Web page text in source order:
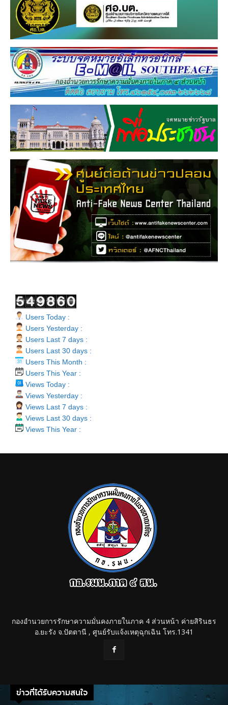
Users Today :
Users Yesterday :
Users Last 7 days :
Users Last 30 days :
Users This Month :
Users This Year :
Views Today :
Views Yesterday :
Views Last 7 days :
Views Last 30 days :
Views This Year :
กองอำนวยการรักษาความมั่นคงภายในภาค 4 ส่วนหน้า ค่ายสิรินธร
อ.ยะรัง จ.ปัตตานี , ศูนย์รับแจ้งเหตุฉุกเฉิน โทร.1341
ข่าวที่ได้รับความสนใจ